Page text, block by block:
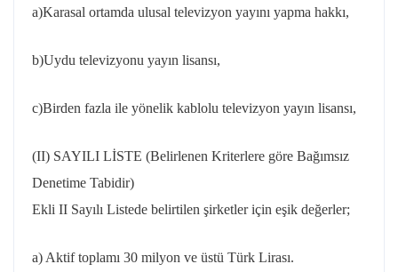
a)Karasal ortamda ulusal televizyon yayını yapma hakkı,
b)Uydu televizyonu yayın lisansı,
c)Birden fazla ile yönelik kablolu televizyon yayın lisansı,
(II) SAYILI LİSTE (Belirlenen Kriterlere göre Bağımsız
Denetime Tabidir)
Ekli II Sayılı Listede belirtilen şirketler için eşik değerler;
a) Aktif toplamı 30 milyon ve üstü Türk Lirası.